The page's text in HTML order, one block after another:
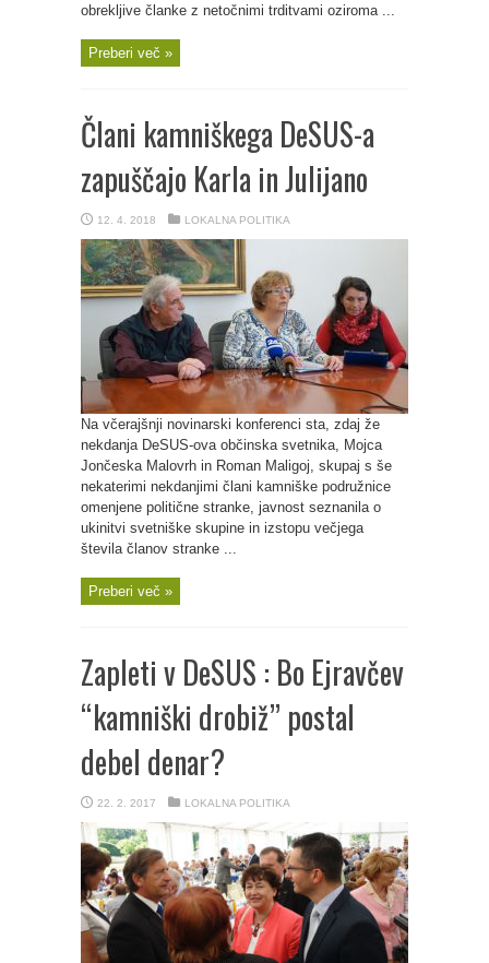
obrekljive članke z netočnimi trditvami oziroma ...
Preberi več »
Člani kamniškega DeSUS-a
zapuščajo Karla in Julijano
12. 4. 2018 LOKALNA POLITIKA
Na včerajšnji novinarski konferenci sta, zdaj že
nekdanja DeSUS-ova občinska svetnika, Mojca
Jončeska Malovrh in Roman Maligoj, skupaj s še
nekaterimi nekdanjimi člani kamniške podružnice
omenjene politične stranke, javnost seznanila o
ukinitvi svetniške skupine in izstopu večjega
števila članov stranke ...
Preberi več »
Zapleti v DeSUS : Bo Ejravčev
“kamniški drobiž” postal
debel denar?
22. 2. 2017 LOKALNA POLITIKA